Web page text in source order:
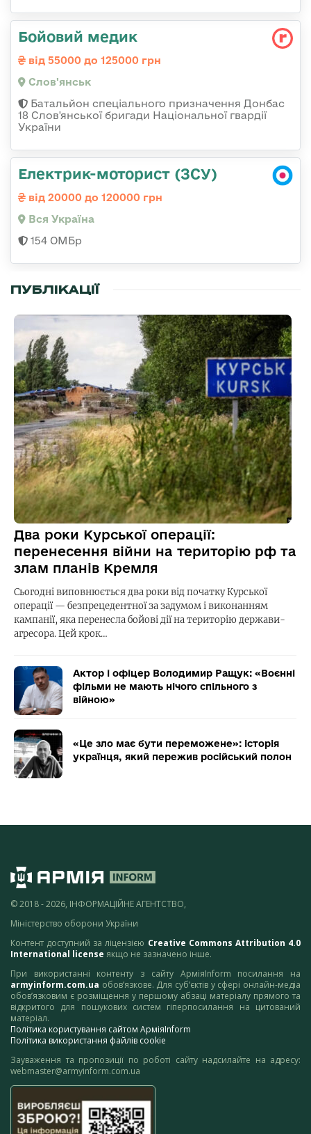
Бойовий медик
від 55000 до 125000 грн
Слов'янськ
Батальйон спеціального призначення Донбас
18 Слов'янської бригади Національної гвардії
України
Електрик-моторист (ЗСУ)
від 20000 до 120000 грн
Вся Україна
154 ОМБр
ПУБЛІКАЦІЇ
Два роки Курської операції:
перенесення війни на територію рф та
злам планів Кремля
Сьогодні виповнюється два роки від початку Курської
операції — безпрецедентної за задумом і виконанням
кампанії, яка перенесла бойові дії на територію держави-
агресора. Цей крок…
Актор і офіцер Володимир Ращук: «Воєнні
фільми не мають нічого спільного з
війною»
«Це зло має бути переможене»: історія
українця, який пережив російський полон
© 2018 - 2026, ІНФОРМАЦІЙНЕ АГЕНТСТВО,
Міністерство оборони України
Контент доступний за ліцензією Creative Commons Attribution 4.0
International license якщо не зазначено інше.
При використанні контенту з сайту АрміяInform посилання на
armyinform.com.ua обов’язкове. Для суб’єктів у сфері онлайн-медіа
обов’язковим є розміщення у першому абзаці матеріалу прямого та
відкритого для пошукових систем гіперпосилання на цитований
матеріал.
Політика користування сайтом АрміяInform
Політика використання файлів cookie
Зауваження та пропозиції по роботі сайту надсилайте на адресу:
webmaster@armyinform.com.ua